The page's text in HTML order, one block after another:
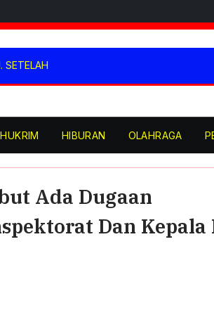
SETELAH
HUKRIM HIBURAN OLAHRAGA
Ada Dugaan
Dan Kepala